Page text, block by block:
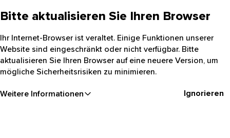
Bitte aktualisieren Sie Ihren Browser
Ihr Internet-Browser ist veraltet. Einige Funktionen unserer
Website sind eingeschränkt oder nicht verfügbar. Bitte
aktualisieren Sie Ihren Browser auf eine neuere Version, um
mögliche Sicherheitsrisiken zu minimieren.
Weitere Informationen Ignorieren